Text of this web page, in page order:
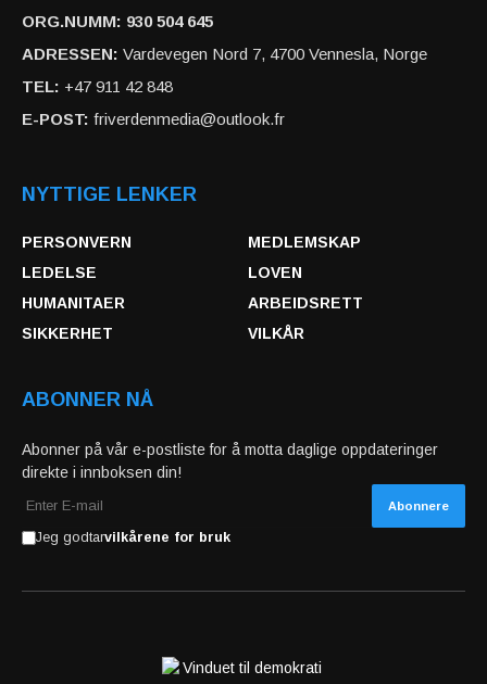
ORG.NUMM: 930 504 645
ADRESSEN: Vardevegen Nord 7, 4700 Vennesla, Norge
TEL: +47 911 42 848
E-POST: friverdenmedia@outlook.fr
NYTTIGE LENKER
PERSONVERN
MEDLEMSKAP
LEDELSE
LOVEN
HUMANITAER
ARBEIDSRETT
SIKKERHET
VILKÅR
ABONNER NÅ
Abonner på vår e-postliste for å motta daglige oppdateringer
direkte i innboksen din!
Jeg godtarvilkårene for bruk